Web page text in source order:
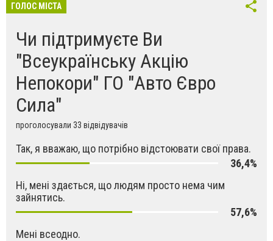
ГОЛОС МІСТА
Чи підтримуєте Ви
"Всеукраїнську Акцію
Непокори" ГО "Авто Євро
Сила"
проголосували 33 відвідувачів
Так, я вважаю, що потрібно відстоювати свої права.
36,4%
Ні, мені здається, що людям просто нема чим
зайнятись.
57,6%
Мені всеодно.